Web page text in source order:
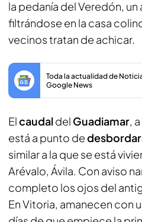
la pedanía del Veredón, un
filtrándose en la casa
vecinos tratan de achicar.
Toda la actualidad de
Google News
Elcaudaldel Guadiamar,
está a punto de
similar a la que se está
Arévalo, Ávila. Con aviso
completo los ojos del
En Vitoria, amanecen con